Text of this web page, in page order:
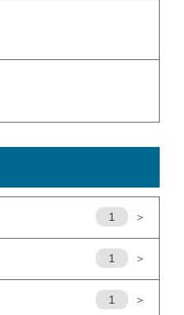
1 ＞
1 ＞
1 ＞